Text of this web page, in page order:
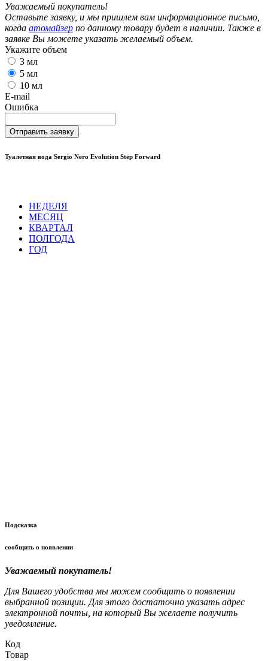
Уважаемый покупатель!
Оставьте заявку, и мы пришлем вам информационное письмо,
когда атомайзер по данному товару будет в наличии. Также в
заявке Вы можете указать желаемый объем.
Укажите объем
3 мл
5 мл
10 мл
E-mail
Ошибка
Отправить заявку
Туалетная вода Sergio Nero Evolution Step Forward
НЕДЕЛЯ
МЕСЯЦ
КВАРТАЛ
ПОЛГОДА
ГОД
Подсказка
сообщить о появлении
Уважаемый покупатель!
Для Вашего удобства мы можем сообщить о появлении
выбранной позиции. Для этого достаточно указать адрес
электронной почты, на который Вы желаете получить
уведомление.
Код
Товар